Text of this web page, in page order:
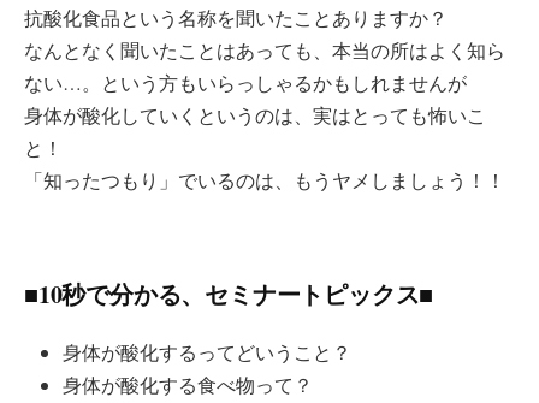
抗酸化食品という名称を聞いたことありますか？
なんとなく聞いたことはあっても、本当の所はよく知ら
ない…。という方もいらっしゃるかもしれませんが
身体が酸化していくというのは、実はとっても怖いこ
と！
「知ったつもり」でいるのは、もうヤメしましょう！！
■10秒で分かる、セミナートピックス■
身体が酸化するってどいうこと？
身体が酸化する食べ物って？